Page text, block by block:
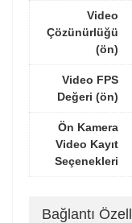
Video
Çözünürlüğü
(ön)
Video FPS
Değeri (ön)
Ön Kamera
Video Kayıt
Seçenekleri
Bağlantı